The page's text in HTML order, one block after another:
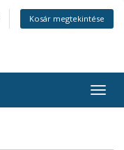
Kosár megtekintése